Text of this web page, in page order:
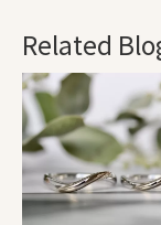
Related